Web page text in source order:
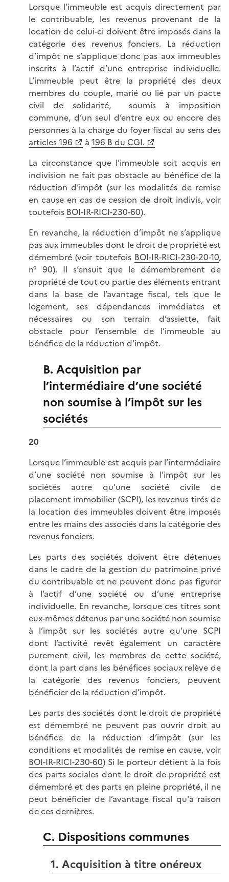
Lorsque l’immeuble est acquis directement par
le contribuable, les revenus provenant de la
location de celui-ci doivent être imposés dans la
catégorie des revenus fonciers. La réduction
d’impôt ne s’applique donc pas aux immeubles
inscrits à l’actif d’une entreprise individuelle.
L’immeuble peut être la propriété des deux
membres du couple, marié ou lié par un pacte
civil de solidarité, soumis à imposition
commune, d’un seul d’entre eux ou encore des
personnes à la charge du foyer fiscal au sens des
articles 196
à 196 B du CGI.
La circonstance que l’immeuble soit acquis en
indivision ne fait pas obstacle au bénéfice de la
réduction d’impôt (sur les modalités de remise
en cause en cas de cession de droit indivis, voir
toutefois BOI-IR-RICI-230-60).
En revanche, la réduction d’impôt ne s’applique
pas aux immeubles dont le droit de propriété est
démembré (voir toutefois BOI-IR-RICI-230-20-10,
n° 90). Il s’ensuit que le démembrement de
propriété de tout ou partie des éléments entrant
dans la base de l’avantage fiscal, tels que le
logement, ses dépendances immédiates et
nécessaires ou son terrain d’assiette, fait
obstacle pour l’ensemble de l’immeuble au
bénéfice de la réduction d’impôt.
B. Acquisition par
l’intermédiaire d’une société
non soumise à l’impôt sur les
sociétés
20
Lorsque l’immeuble est acquis par l’intermédiaire
d’une société non soumise à l’impôt sur les
sociétés autre qu’une société civile de
placement immobilier (SCPI), les revenus tirés de
la location des immeubles doivent être imposés
entre les mains des associés dans la catégorie des
revenus fonciers.
Les parts des sociétés doivent être détenues
dans le cadre de la gestion du patrimoine privé
du contribuable et ne peuvent donc pas figurer
à l’actif d’une société ou d’une entreprise
individuelle. En revanche, lorsque ces titres sont
eux-mêmes détenus par une société non soumise
à l’impôt sur les sociétés autre qu’une SCPI
dont l’activité revêt également un caractère
purement civil, les membres de cette société,
dont la part dans les bénéfices sociaux relève de
la catégorie des revenus fonciers, peuvent
bénéficier de la réduction d’impôt.
Les parts des sociétés dont le droit de propriété
est démembré ne peuvent pas ouvrir droit au
bénéfice de la réduction d’impôt (sur les
conditions et modalités de remise en cause, voir
BOI-IR-RICI-230-60) Si le porteur détient à la fois
des parts sociales dont le droit de propriété est
démembré et des parts en pleine propriété, il ne
peut bénéficier de l’avantage fiscal qu'à raison
de ces dernières.
C. Dispositions communes
1. Acquisition à titre onéreux